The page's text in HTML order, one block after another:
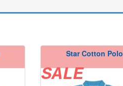
Star Cotton Polo
SALE